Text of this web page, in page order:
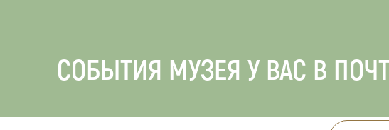
СОБЫТИЯ МУЗЕЯ У ВАС В